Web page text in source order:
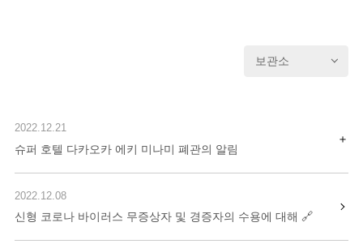
보관소
2022.12.21
슈퍼 호텔 다카오카 에키 미나미 폐관의 알림
2022.12.08
신형 코로나 바이러스 무증상자 및 경증자의 수용에 대해